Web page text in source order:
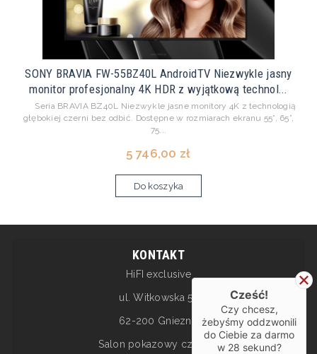
SONY BRAVIA FW-55BZ40L AndroidTV Niezwykle jasny
monitor profesjonalny 4K HDR z wyjątkową technol...
Seria BRAVIA BZ40L Niezwykle jasne monitory 4K z technologią
głębokiej czerni bez odbić. Dostępne w rozmiarach ekranu 55”, 65”,
75...
5 746,00 zł
Do koszyka
KONTAKT
HiFI exclusive
ul. Witkowska 5a
62-200 Gniezno
Salon pokazowy czynny:
Cześć!
Czy chcesz,
żebyśmy oddzwonili
do Ciebie za darmo
w 28 sekund?